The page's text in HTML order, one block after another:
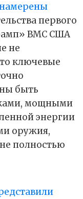
первого
ВМС США
не
ключевые
быть
мощными
энергии
оружия,
полностью